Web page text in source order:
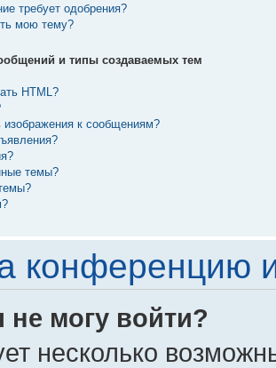
требует одобрения?
мою тему?
и типы создаваемых тем
HTML?
к сообщениям?
темы?
конференцию
не могу войти?
несколько